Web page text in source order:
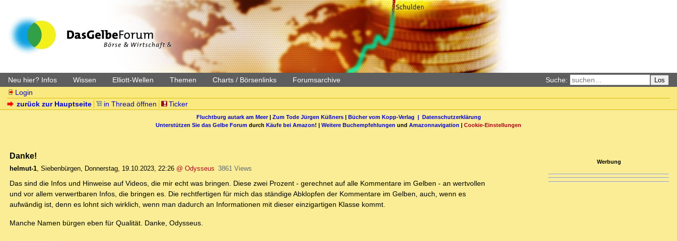
Neu hier? Infos Wissen Elliott-Wellen Themen Charts / Börsenlinks Forumsarchive Suche: Los
Login
zurück zur Hauptseite
in Thread öffnen Ticker
Fluchtburg autark am Meer| Zum Tode Jürgen Küßners| Bücher vom Kopp-Verlag | Datenschutzerklärung
Unterstützen Sie das Gelbe Forum durch Käufe bei Amazon! | Weitere Buchempfehlungen und Amazonnavigation | Cookie-Einstellungen
Danke!
helmut-1, Siebenbürgen, Donnerstag, 19.10.2023, 22:26 @ Odysseus 3861 Views
Das sind die Infos und Hinweise auf Videos, die mir echt was bringen. Diese zwei Prozent - gerechnet auf alle Kommentare im Gelben - an wertvollen
und vor allem verwertbaren Infos, die bringen es. Die rechtfertigen für mich das ständige Abklopfen der Kommentare im Gelben, auch, wenn es
aufwändig ist, denn es lohnt sich wirklich, wenn man dadurch an Informationen mit dieser einzigartigen Klasse kommt.
Manche Namen bürgen eben für Qualität. Danke, Odysseus.
Werbung